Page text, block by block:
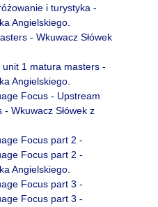
i turystyka -
Angielskiego.
- Wkuwacz Słówek
1 matura masters -
Angielskiego.
Focus - Upstream
Wkuwacz Słówek z
Focus part 2 -
Focus part 2 -
Angielskiego.
Focus part 3 -
Focus part 3 -